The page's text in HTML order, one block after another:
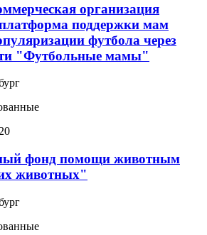
организация
поддержки мам
футбола через
"Футбольные мамы"
фонд помощи животным
животных"